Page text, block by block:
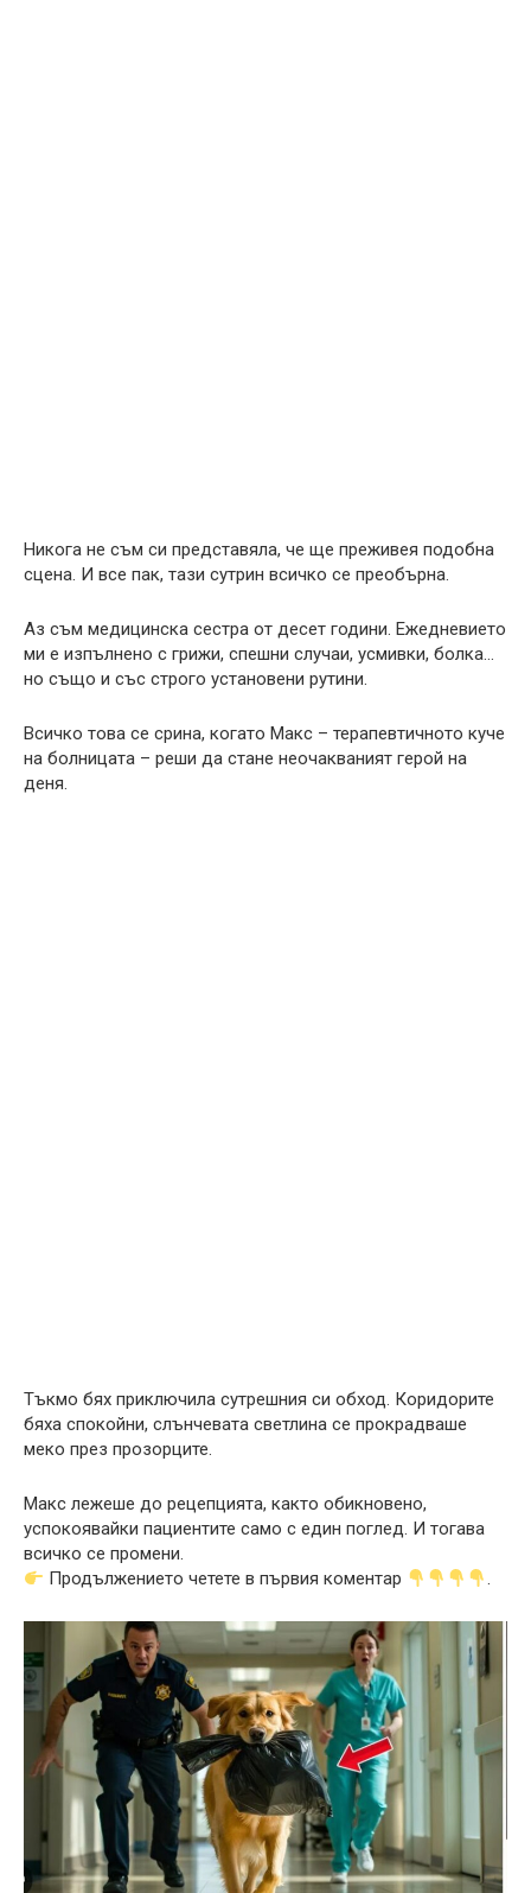
Никога не съм си представяла, че ще преживея подобна
сцена. И все пак, тази сутрин всичко се преобърна.
Аз съм медицинска сестра от десет години. Ежедневието
ми е изпълнено с грижи, спешни случаи, усмивки, болка…
но също и със строго установени рутини.
Всичко това се срина, когато Макс – терапевтичното куче
на болницата – реши да стане неочакваният герой на
деня.
Тъкмо бях приключила сутрешния си обход. Коридорите
бяха спокойни, слънчевата светлина се прокрадваше
меко през прозорците.
Макс лежеше до рецепцията, както обикновено,
успокоявайки пациентите само с един поглед. И тогава
всичко се промени.
Продължението четете в първия коментар
.